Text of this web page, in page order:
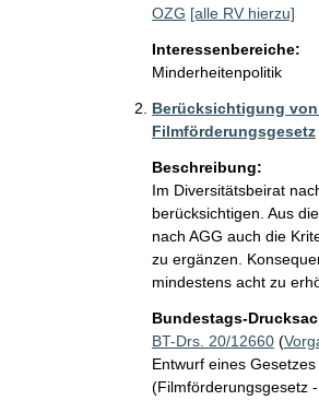
OZG [alle RV hierzu]
Interessenbereiche:
Minderheitenpolitik
Berücksichtigung
Filmförderungsgesetz
Beschreibung:
Im Diversitätsbeirat
berücksichtigen. Aus
nach AGG auch die
zu ergänzen.
mindestens acht zu
Bundestags-
BT-Drs. 20/12660(
Entwurf eines
(Filmförderungsgesetz